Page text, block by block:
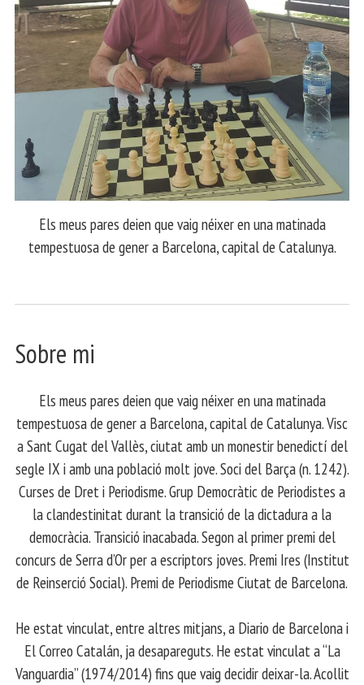
Els meus pares deien que vaig néixer en una matinada
tempestuosa de gener a Barcelona, capital de Catalunya.
Sobre mi
Els meus pares deien que vaig néixer en una matinada
tempestuosa de gener a Barcelona, capital de Catalunya. Visc
a Sant Cugat del Vallès, ciutat amb un monestir benedictí del
segle IX i amb una població molt jove. Soci del Barça (n. 1242).
Curses de Dret i Periodisme. Grup Democràtic de Periodistes a
la clandestinitat durant la transició de la dictadura a la
democràcia. Transició inacabada. Segon al primer premi del
concurs de Serra d’Or per a escriptors joves. Premi Ires (Institut
de Reinserció Social). Premi de Periodisme Ciutat de Barcelona.
​ He estat vinculat, entre altres mitjans, a Diario de Barcelona i
El Correo Catalán, ja desapareguts. He estat vinculat a “La
Vanguardia” (1974/2014) fins que vaig decidir deixar-la. Acollit